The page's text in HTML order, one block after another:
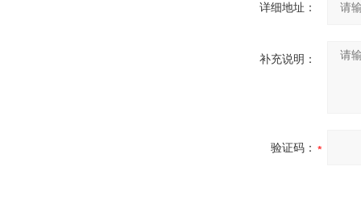
详细地址：
补充说明：
验证码：